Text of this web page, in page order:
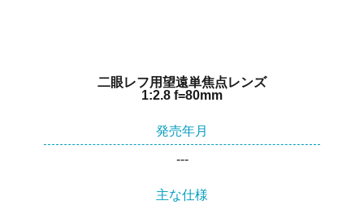
二眼レフ用望遠単焦点レンズ
1:2.8 f=80mm
発売年月
---
主な仕様